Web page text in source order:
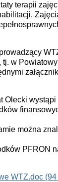
terapii
w
Olecki
można
PFRON
WTZ.doc (94